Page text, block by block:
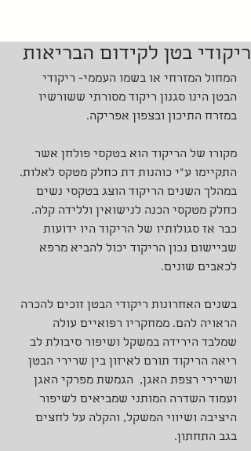
ריקודי בטן לקידום הבריאות
המחול המזרחי או בשמו העממי- ריקודי
הבטן הינו סגנון ריקוד מסורתי ששורשיו
במזרח התיכון ובצפון אפריקה.
מקורו של הריקוד הוא בטקסי פולחן אשר
התקיימו ע"י כוהנות דת כחלק מטקס לאלות.
במהלך השנים הריקוד הוצג בטקסי נשים
כחלק מטקסי הכנה לנישואין וללידה קלה.
כבר אז סגולותיו של הריקוד היו ידועות
שביישום נכון הריקוד יכול להביא מרפא
לכאבים שונים.
בשנים האחרונות ריקודי הבטן זוכים להכרה
הראויה להם. ממחקריו רפואיים עולה
שמלבד הירידה במשקל ושיפור סיבולת לב
ריאה הריקוד תורם לאיזון בין שרירי הבטן
ושרירי רצפת האגן,  הגמשת מפרקי האגן
ועמוד השדרה המותני שמביאים לשיפור
היציבה ושיווי המשקל, והקלה על לחצים
בגב התחתון.